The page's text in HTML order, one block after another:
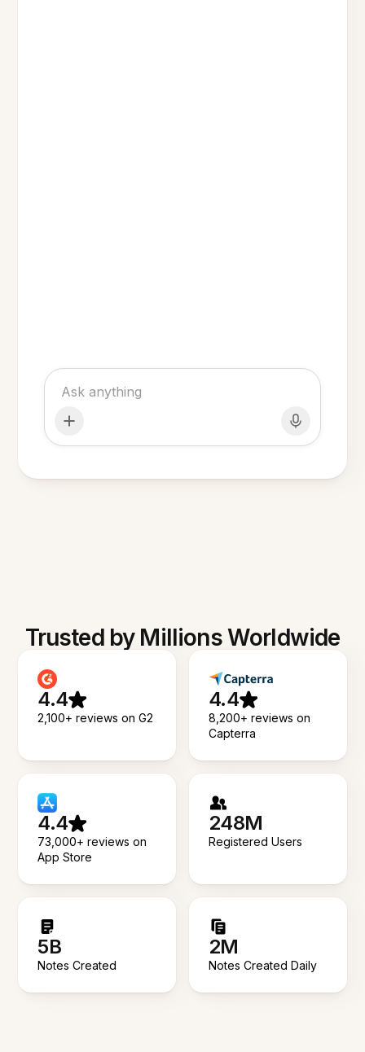
Trusted by Millions Worldwide
4.4
2,100+ reviews on G2
4.4
8,200+ reviews on
Capterra
4.4
73,000+ reviews on
App Store
248M
Registered Users
5B
Notes Created
2M
Notes Created Daily